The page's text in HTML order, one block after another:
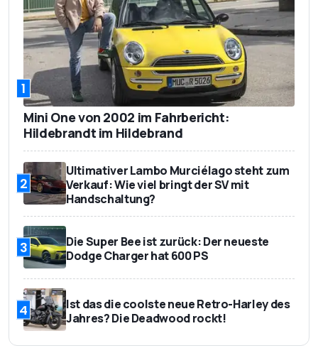
1
Mini One von 2002 im Fahrbericht:
Hildebrandt im Hildebrand
2
Ultimativer Lambo Murciélago steht zum
Verkauf: Wie viel bringt der SV mit
Handschaltung?
3
Die Super Bee ist zurück: Der neueste
Dodge Charger hat 600 PS
4
Ist das die coolste neue Retro-Harley des
Jahres? Die Deadwood rockt!